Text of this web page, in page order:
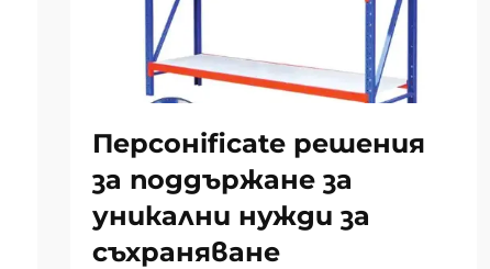
Персонificate решения
за поддържане за
уникални нужди за
съхраняване